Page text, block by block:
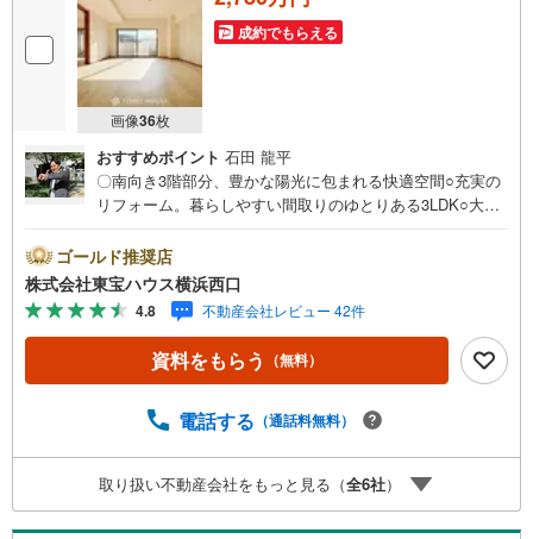
画像36枚
成約でもらえる
おすすめポイント 石田 龍平
〇南向き3階部分、豊かな陽光に包まれる快適空間○充実の
リフォーム。暮らしやすい間取りのゆとりある3LDK○大切
o！ 不動産キャンペーン対象店舗ーーーー当店で物件を成
約するとPayPayボーナスライトがもらえる「Yahoo！ 不動
産 物件ご成約キャンペーン」の対象になります。「資料を
もらう」「見学予約をする」ボタンからお問い合わせくだ
さい。※必ずYahoo！ JAPAN IDでログインしてください。
※PayPayボーナスライトは出金と譲渡はできません。有効
ーーーーーーーーーーーーー紹介金融機関/都市銀行利率/年
であり、実際の適用金利は融資実行時のものとなります。
金利情勢により表記の返済額と異なる場合があります。ー
ーーーーーーーーーーーーーーーーーーーーーーーー
ゴールド推奨店
株式会社東宝ハウス横浜西口
4.8 不動産会社レビュー 42件
資料をもらう （無料）
電話する （通話料無料）
取り扱い不動産会社をもっと見る（全6社）